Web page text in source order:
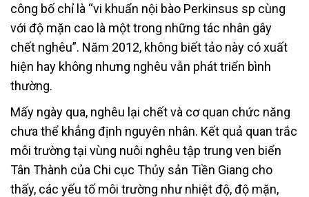
công bố chỉ là “vi khuẩn nội bào Perkinsus sp cùng
với độ mặn cao là một trong những tác nhân gây
chết nghêu”. Năm 2012, không biết tảo này có xuất
hiện hay không nhưng nghêu vẫn phát triển bình
thường.
Mấy ngày qua, nghêu lại chết và cơ quan chức năng
chưa thể khẳng định nguyên nhân. Kết quả quan trắc
môi trường tại vùng nuôi nghêu tập trung ven biển
Tân Thành của Chi cục Thủy sản Tiền Giang cho
thấy, các yếu tố môi trường như nhiệt độ, độ mặn,